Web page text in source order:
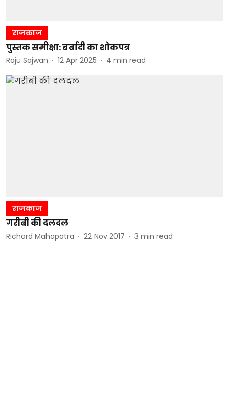
राजकाज
पुस्तक समीक्षा: बर्बादी का शोकपत्र
Raju Sajwan 12 Apr 2025 4 min read
राजकाज
गरीबी की दलदल
Richard Mahapatra 22 Nov 2017 3 min read